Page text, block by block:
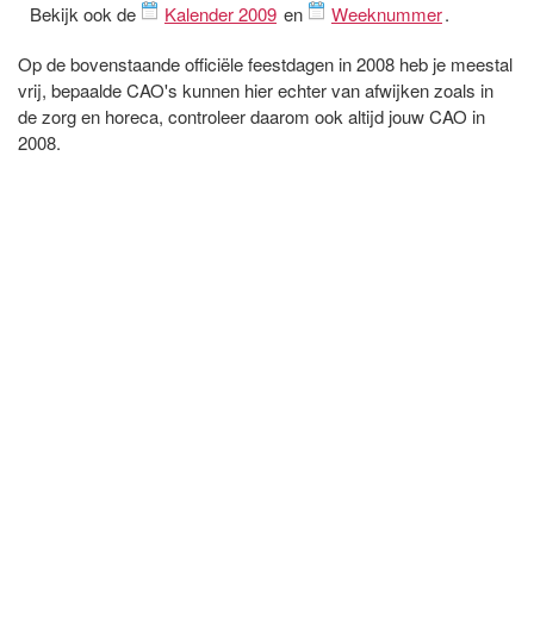
Bekijk ook de
Kalender 2009 en Weeknummer.
Op de bovenstaande officiële feestdagen in 2008 heb je meestal
vrij, bepaalde CAO's kunnen hier echter van afwijken zoals in
de zorg en horeca, controleer daarom ook altijd jouw CAO in
2008.